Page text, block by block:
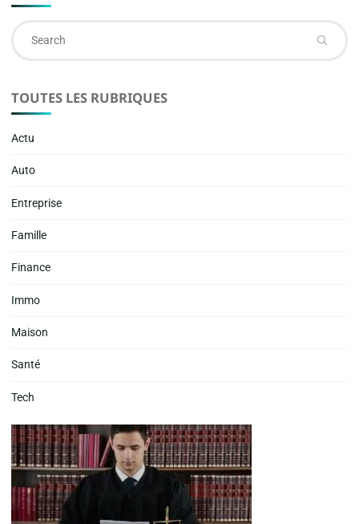
TOUTES LES RUBRIQUES
Actu
Auto
Entreprise
Famille
Finance
Immo
Maison
Santé
Tech